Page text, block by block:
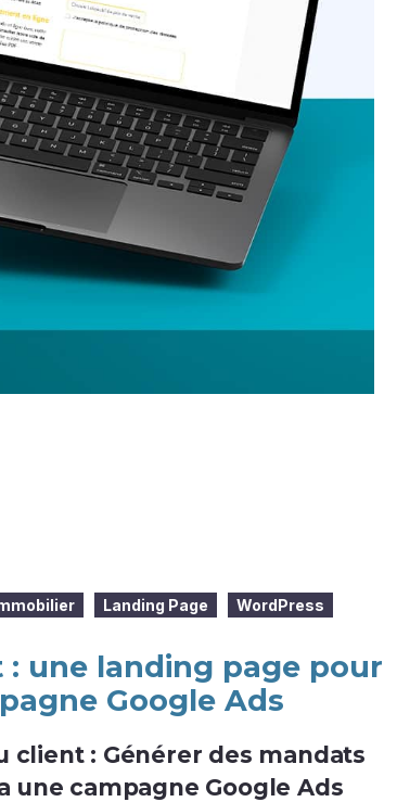
Landing Page WordPress
: une landing page pour
Google Ads
client : Générer des mandats
une campagne Google Ads